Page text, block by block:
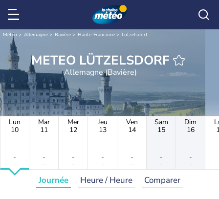
Météo Allemagne Bavière Haute-Franconie Lützelsdorf
METEO LÜTZELSDORF
Allemagne (Bavière)
Lun
10
-
-
Mar
11
-
-
Mer
12
-
-
Jeu
13
-
-
Ven
14
-
-
Sam
15
-
-
Dim
16
-
-
Journée Heure / Heure Comparer